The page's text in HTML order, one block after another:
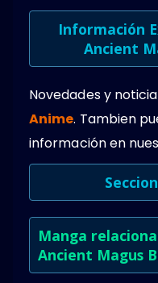
Información
Ancient
Novedades y
Anime. Tambien
información en
Manga
Ancient Magus